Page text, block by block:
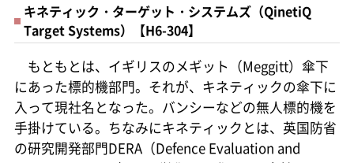
キネティック・ターゲット・システムズ（QinetiQ
Target Systems）【H6-304】
もともとは、イギリスのメギット（Meggitt）傘下
にあった標的機部門。それが、キネティックの傘下に
入って現社名となった。バンシーなどの無人標的機を
手掛けている。ちなみにキネティックとは、英国防省
の研究開発部門DERA（Defence Evaluation and